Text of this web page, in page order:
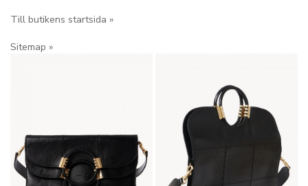
Till butikens startsida »
Sitemap »